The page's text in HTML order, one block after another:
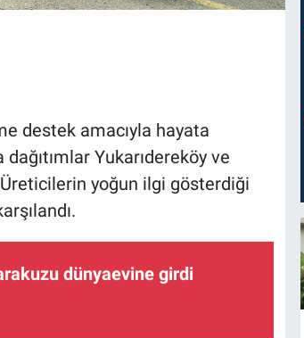
destek amacıyla hayata
Yukarıdereköy ve
yoğun ilgi gösterdiği
dünyaevine girdi